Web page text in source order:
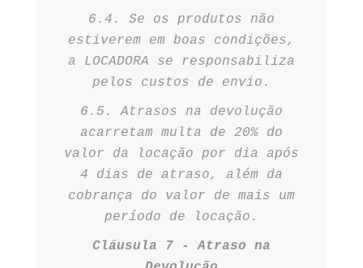
6.4. Se os produtos não
estiverem em boas condições,
a LOCADORA se responsabiliza
pelos custos de envio.
6.5. Atrasos na devolução
acarretam multa de 20% do
valor da locação por dia após
4 dias de atraso, além da
cobrança do valor de mais um
período de locação.
Cláusula 7 - Atraso na